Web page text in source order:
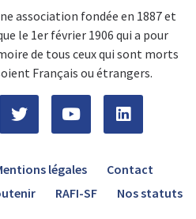
association fondée en 1887 et
le 1er février 1906 qui a pour
de tous ceux qui sont morts
Français ou étrangers.
légales
Contact
RAFI-SF Nos statuts